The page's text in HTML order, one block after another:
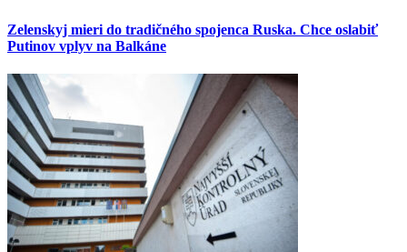
Zelenskyj mieri do tradičného spojenca Ruska. Chce oslabiť
Putinov vplyv na Balkáne